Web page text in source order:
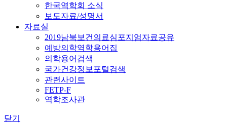
한국역학회 소식
보도자료/성명서
자료실
2019남북보건의료심포지엄자료공유
예방의학역학용어집
의학용어검색
국가건강정보포털검색
관련사이트
FETP-F
역학조사관
닫기